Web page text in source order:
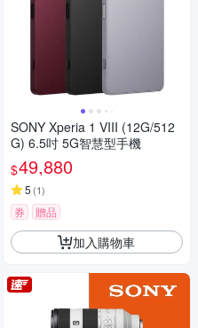
SONY Xperia 1 VIII (12G/512
G) 6.5吋 5G智慧型手機
$49,880
5 (1)
券 贈品
加入購物車